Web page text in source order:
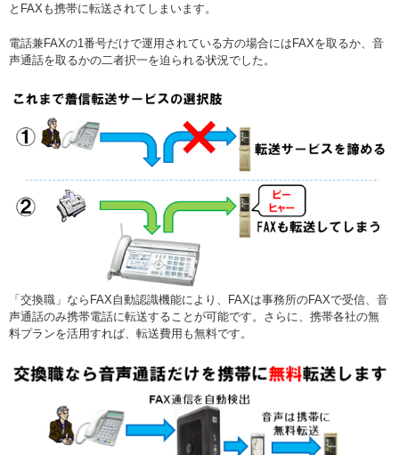
とFAXも携帯に転送されてしまいます。
電話兼FAXの1番号だけで運用されている方の場合にはFAXを取るか、音
声通話を取るかの二者択一を迫られる状況でした。
「交換職」ならFAX自動認識機能により、FAXは事務所のFAXで受信、音
声通話のみ携帯電話に転送することが可能です。さらに、携帯各社の無
料プランを活用すれば、転送費用も無料です。